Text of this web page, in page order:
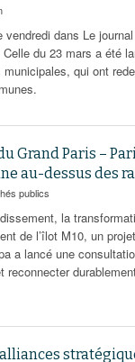
vendredi dans Le
du 23 mars a été
qui ont
Grand Paris –
au-dessus des
publics
la
de l’îlot M10, un
a lancé une
reconnecter